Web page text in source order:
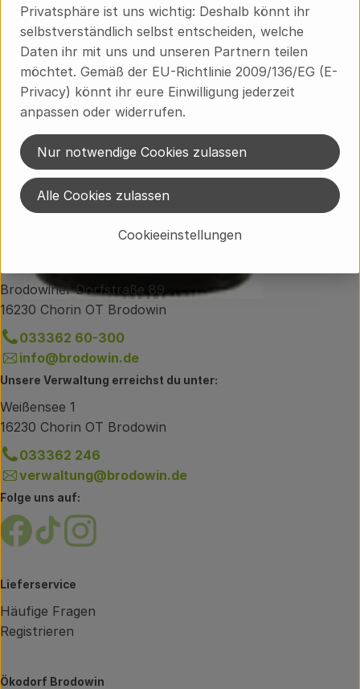
Herkunft
Hersteller: RIZ
Deutschland
Riegel Erzeugermarken
Brodowiner Dorfstraße 89
16230 Chorin OT Brodowin
033362 60-300
info@brodowin.de
Unsere Verwaltung erreichst du unter:
Weißensee 1
16230 Chorin OT Brodowin
033362 246
verwaltung@brodowin.de
Folge uns auf:
Externer Link zu https://www.facebook.com/
Externer Link zu https://www.tiktok.com/
Externer Link zu https://
Lieferservice
Häufige Fragen
Registrieren
Ökodorf Brodowin
Privatsphäre ist uns wichtig: Deshalb könnt ihr
selbstverständlich selbst entscheiden, welche
Daten ihr mit uns und unseren Partnern teilen
möchtet. Gemäß der EU-Richtlinie 2009/136/EG (E-
Privacy) könnt ihr eure Einwilligung jederzeit
anpassen oder widerrufen.
Cookieeinstellungen
Nur notwendige Cookies zulassen
Alle Cookies zulassen